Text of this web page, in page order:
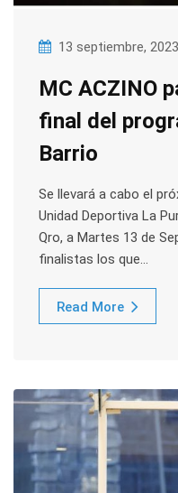
13 septiembre, 2023
MC ACZINO
final del
Barrio
Se llevará a cabo el
Unidad Deportiva La
Qro, a Martes 13 de
finalistas los que…
Read More